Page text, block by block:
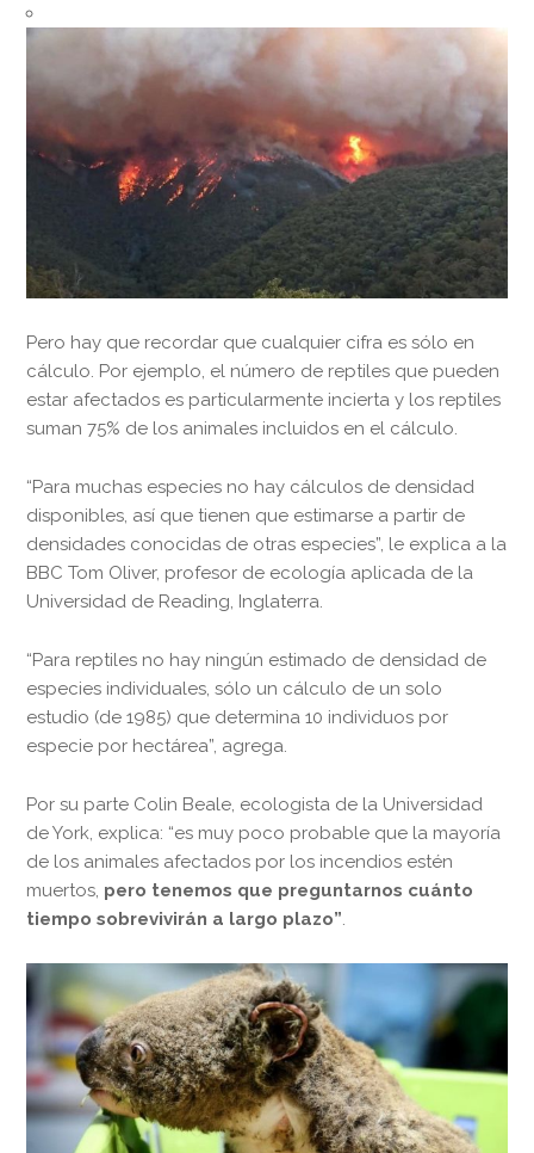
Pero hay que recordar que cualquier cifra es sólo en
cálculo. Por ejemplo, el número de reptiles que pueden
estar afectados es particularmente incierta y los reptiles
suman 75% de los animales incluidos en el cálculo.
“Para muchas especies no hay cálculos de densidad
disponibles, así que tienen que estimarse a partir de
densidades conocidas de otras especies”, le explica a la
BBC Tom Oliver, profesor de ecología aplicada de la
Universidad de Reading, Inglaterra.
“Para reptiles no hay ningún estimado de densidad de
especies individuales, sólo un cálculo de un solo
estudio (de 1985) que determina 10 individuos por
especie por hectárea”, agrega.
Por su parte Colin Beale, ecologista de la Universidad
de York, explica: “es muy poco probable que la mayoría
de los animales afectados por los incendios estén
muertos, pero tenemos que preguntarnos cuánto
tiempo sobrevivirán a largo plazo”.